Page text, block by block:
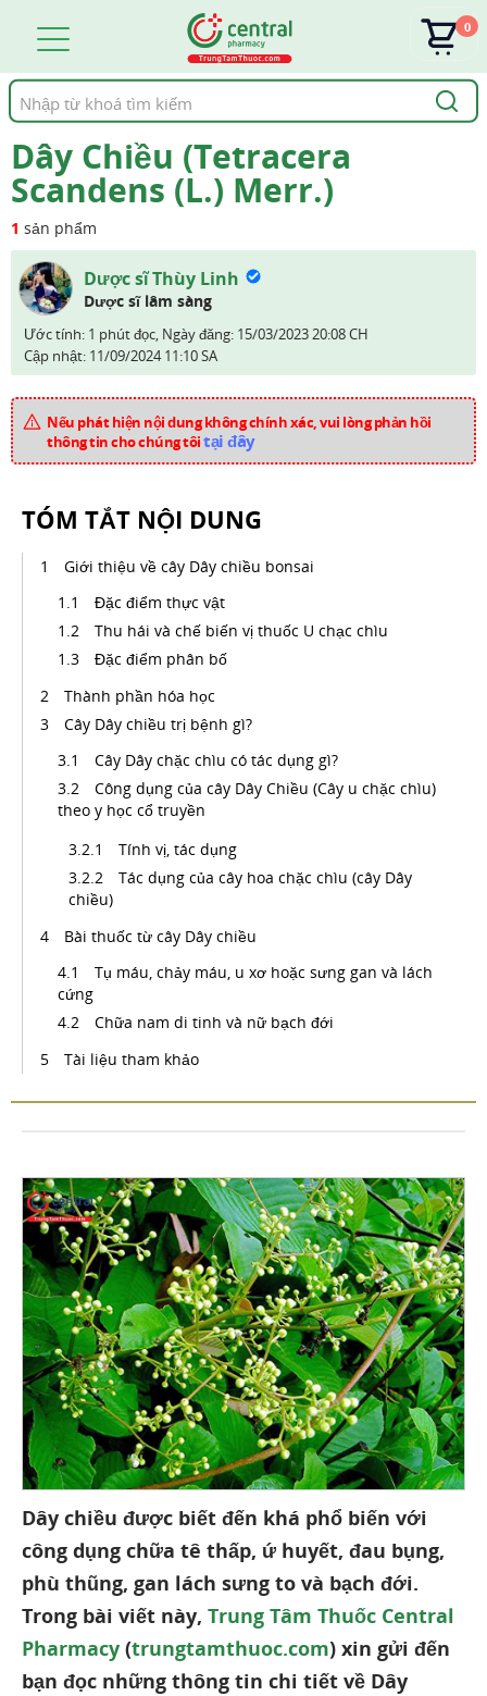
Tìm
kiếm
0
Dây Chiều (Tetracera
Scandens (L.) Merr.)
1 sản phẩm
Dược sĩ Thùy Linh
Dược sĩ lâm sàng
Ước tính: 1 phút đọc, Ngày đăng: 15/03/2023 20:08 CH
Cập nhật: 11/09/2024 11:10 SA
Nếu phát hiện nội dung không chính xác, vui lòng phản hồi
thông tin cho chúng tôitại đây
TÓM TẮT NỘI DUNG
Giới thiệu về cây Dây chiều bonsai
Đặc điểm thực vật
Thu hái và chế biến vị thuốc U chạc chìu
Đặc điểm phân bố
Thành phần hóa học
Cây Dây chiều trị bệnh gì?
Cây Dây chặc chìu có tác dụng gì?
Công dụng của cây Dây Chiều (Cây u chặc chìu)
theo y học cổ truyền
Tính vị, tác dụng
Tác dụng của cây hoa chặc chìu (cây Dây
chiều)
Bài thuốc từ cây Dây chiều
Tụ máu, chảy máu, u xơ hoặc sưng gan và lách
cứng
Chữa nam di tinh và nữ bạch đới
Tài liệu tham khảo
Dây chiều được biết đến khá phổ biến với
công dụng chữa tê thấp, ứ huyết, đau bụng,
phù thũng, gan lách sưng to và bạch đới.
Trong bài viết này, Trung Tâm Thuốc Central
Pharmacy (trungtamthuoc.com) xin gửi đến
bạn đọc những thông tin chi tiết về Dây